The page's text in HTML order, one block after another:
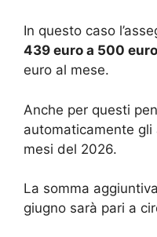
In questo caso
439 euro a 500 euro
euro al mese.
Anche per questi
automaticamente
mesi del 2026.
La somma
giugno sarà pari a